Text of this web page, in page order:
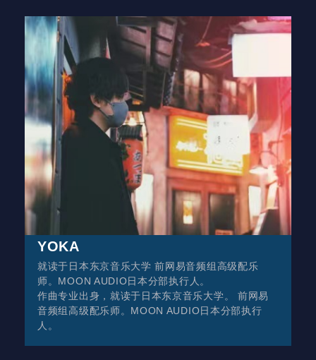
YOKA
就读于日本东京音乐大学 前网易音频组高级配乐
师。MOON AUDIO日本分部执行人。
作曲专业出身，就读于日本东京音乐大学。 前网易
音频组高级配乐师。MOON AUDIO日本分部执行
人。